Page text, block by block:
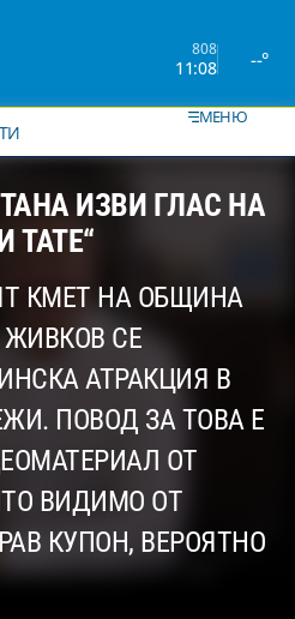
808
11:08 --°
МЕНЮ
ИЗВИ ГЛАС НА
ТАТЕ“
КМЕТ НА ОБЩИНА
СЕ
АТРАКЦИЯ В
ПОВОД ЗА ТОВА Е
ОТ
ВИДИМО ОТ
КУПОН, ВЕРОЯТНО